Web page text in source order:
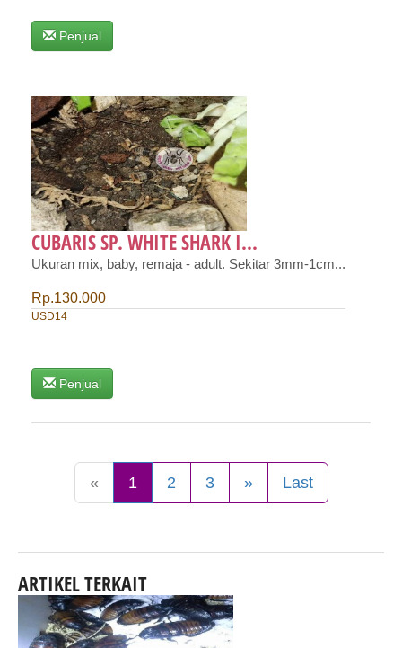
Penjual
CUBARIS SP. WHITE SHARK I...
Ukuran mix, baby, remaja - adult. Sekitar 3mm-1cm...
Rp.130.000
USD14
Penjual
« 1 2 3 » Last
ARTIKEL TERKAIT